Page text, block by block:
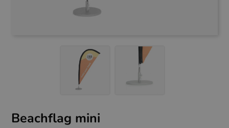
Beachflag mini